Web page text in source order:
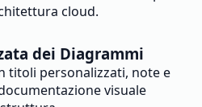
cloud.
dei Diagrammi
titoli personalizzati, note e
visuale